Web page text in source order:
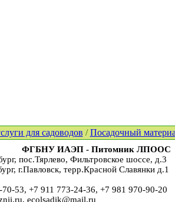
для садоводов /Посадочный
ФГБНУ ИАЭП - Питомник ЛПООС
пос.Тярлево, Фильтровское шоссе, д.3
г.Павловск, терр.Красной Славянки д.1
53, +7 911 773-24-36, +7 981 970-90-20
ecolsadik@mail.ru